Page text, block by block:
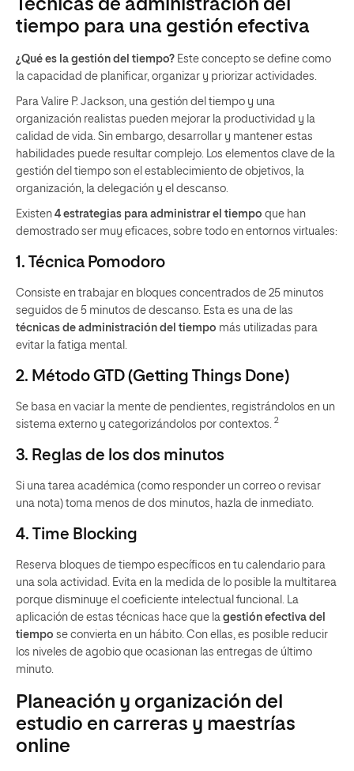
Técnicas de administración del
tiempo para una gestión efectiva
¿Qué es la gestión del tiempo? Este concepto se define como
la capacidad de planificar, organizar y priorizar actividades.
Para Valire P. Jackson, una gestión del tiempo y una
organización realistas pueden mejorar la productividad y la
calidad de vida. Sin embargo, desarrollar y mantener estas
habilidades puede resultar complejo. Los elementos clave de la
gestión del tiempo son el establecimiento de objetivos, la
organización, la delegación y el descanso.
Existen 4 estrategias para administrar el tiempo que han
demostrado ser muy eficaces, sobre todo en entornos virtuales:
1. Técnica Pomodoro
Consiste en trabajar en bloques concentrados de 25 minutos
seguidos de 5 minutos de descanso. Esta es una de las
técnicas de administración del tiempo más utilizadas para
evitar la fatiga mental.
2. Método GTD (Getting Things Done)
Se basa en vaciar la mente de pendientes, registrándolos en un
sistema externo y categorizándolos por contextos.
2
3. Reglas de los dos minutos
Si una tarea académica (como responder un correo o revisar
una nota) toma menos de dos minutos, hazla de inmediato.
4. Time Blocking
Reserva bloques de tiempo específicos en tu calendario para
una sola actividad. Evita en la medida de lo posible la multitarea
porque disminuye el coeficiente intelectual funcional. La
aplicación de estas técnicas hace que la gestión efectiva del
tiempo se convierta en un hábito. Con ellas, es posible reducir
los niveles de agobio que ocasionan las entregas de último
minuto.
Planeación y organización del
estudio en carreras y maestrías
online